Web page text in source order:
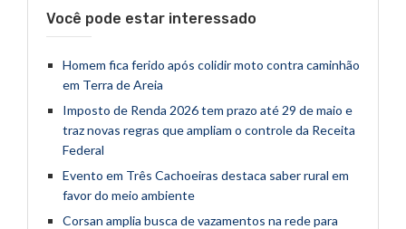
Você pode estar interessado
Homem fica ferido após colidir moto contra caminhão
em Terra de Areia
Imposto de Renda 2026 tem prazo até 29 de maio e
traz novas regras que ampliam o controle da Receita
Federal
Evento em Três Cachoeiras destaca saber rural em
favor do meio ambiente
Corsan amplia busca de vazamentos na rede para